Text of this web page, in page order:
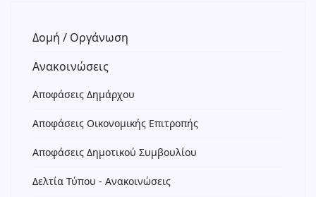
Δομή / Οργάνωση
Ανακοινώσεις
Αποφάσεις Δημάρχου
Αποφάσεις Οικονομικής Επιτροπής
Αποφάσεις Δημοτικού Συμβουλίου
Δελτία Τύπου - Ανακοινώσεις